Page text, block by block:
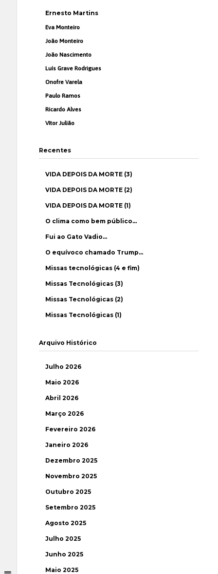
Ernesto Martins
Eva Monteiro
João Monteiro
João Nascimento
Luís Grave Rodrigues
Onofre Varela
Paulo Ramos
Ricardo Alves
Vítor Julião
Recentes
VIDA DEPOIS DA MORTE (3)
VIDA DEPOIS DA MORTE (2)
VIDA DEPOIS DA MORTE (1)
O clima como bem público…
Fui ao Gato Vadio…
O equívoco chamado Trump…
Missas tecnológicas (4 e fim)
Missas Tecnológicas (3)
Missas Tecnológicas (2)
Missas Tecnológicas (1)
Arquivo Histórico
Julho 2026
Maio 2026
Abril 2026
Março 2026
Fevereiro 2026
Janeiro 2026
Dezembro 2025
Novembro 2025
Outubro 2025
Setembro 2025
Agosto 2025
Julho 2025
Junho 2025
Maio 2025